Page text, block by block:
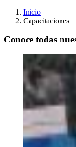
Inicio
Capacitaciones
Conoce todas